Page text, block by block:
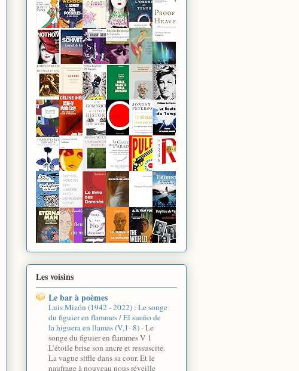
Les voisins
Le bar à poèmes
Luis Mizón (1942 - 2022) : Le songe
du figuier en flammes / El sueño de
la higuera en llamas (V,1- 8)-Le
songe du figuier en flammes V 1
L’étoile brise son ancre et ressuscite.
La vague siffle dans sa cour. Et le
naufrage à nouveau nous réveille